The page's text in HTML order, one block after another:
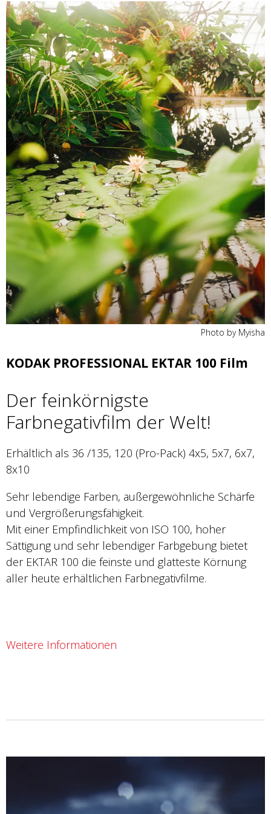
Photo by Myisha
KODAK PROFESSIONAL EKTAR 100 Film
Der feinkörnigste
Farbnegativfilm der Welt!
Erhältlich als 36 /135, 120 (Pro-Pack) 4x5, 5x7, 6x7,
8x10
Sehr lebendige Farben, außergewöhnliche Schärfe
und Vergrößerungsfähigkeit.
Mit einer Empfindlichkeit von ISO 100, hoher
Sättigung und sehr lebendiger Farbgebung bietet
der EKTAR 100 die feinste und glatteste Körnung
aller heute erhältlichen Farbnegativfilme.
Weitere Informationen